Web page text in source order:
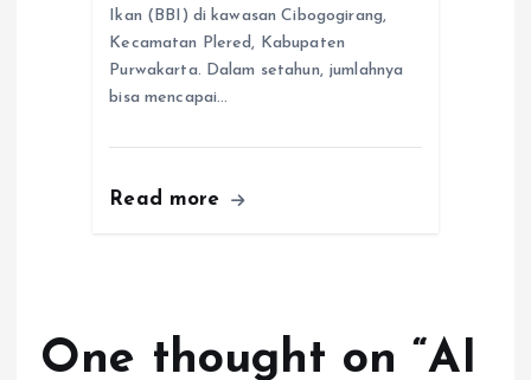
Ikan (BBI) di kawasan Cibogogirang,
Kecamatan Plered, Kabupaten
Purwakarta. Dalam setahun, jumlahnya
bisa mencapai…
Read more
One thought on “AI